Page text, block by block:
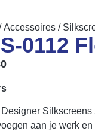
Accessoires /
0112
Designer
aan je werk